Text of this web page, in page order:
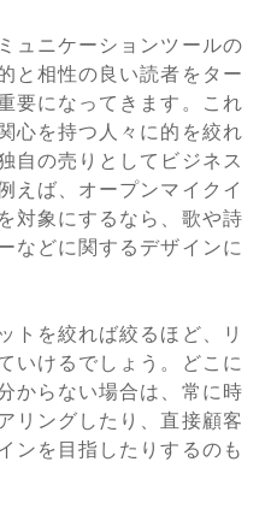
ュニケーションツールの
と相性の良い読者をター
要になってきます。これ
心を持つ人々に的を絞れ
自の売りとしてビジネス
えば、オープンマイクイ
対象にするなら、歌や詩
などに関するデザインに
トを絞れば絞るほど、リ
いけるでしょう。どこに
からない場合は、常に時
リングしたり、直接顧客
ンを目指したりするのも